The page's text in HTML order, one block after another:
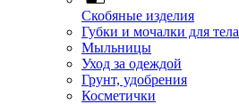
Скобяные изделия
Губки и мочалки для тела
Мыльницы
Уход за одеждой
Грунт, удобрения
Косметички